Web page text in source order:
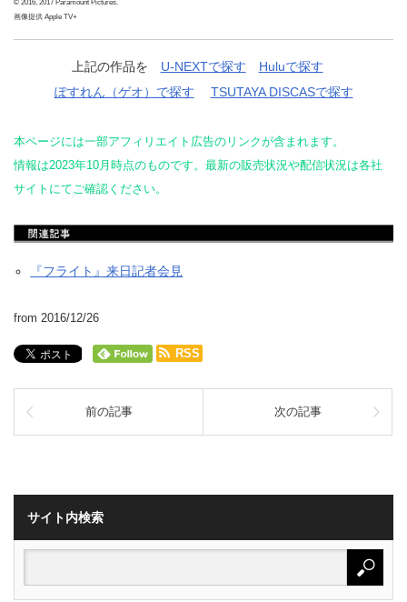
© 2016, 2017 Paramount Pictures.
画像提供 Apple TV+
上記の作品を U-NEXTで探す
Huluで探す
ぽすれん（ゲオ）で探す
TSUTAYA DISCASで探す
本ページには一部アフィリエイト広告のリンクが含まれます。
情報は2023年10月時点のものです。最新の販売状況や配信状況は各社
サイトにてご確認ください。
『フライト』来日記者会見
from 2016/12/26
RSS
前の記事 次の記事
サイト内検索